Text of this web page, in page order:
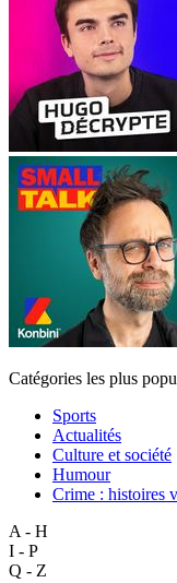
Catégories les plus
Sports
Actualités
Culture et société
Humour
Crime : histoires
A - H
I - P
Q - Z